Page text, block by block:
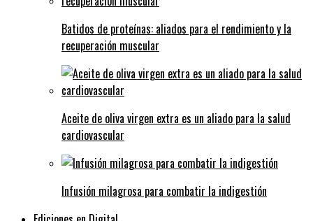
Batidos de proteínas: aliados para el rendimiento y la
recuperación muscular
Aceite de oliva virgen extra es un aliado para la salud
cardiovascular
Infusión milagrosa para combatir la indigestión